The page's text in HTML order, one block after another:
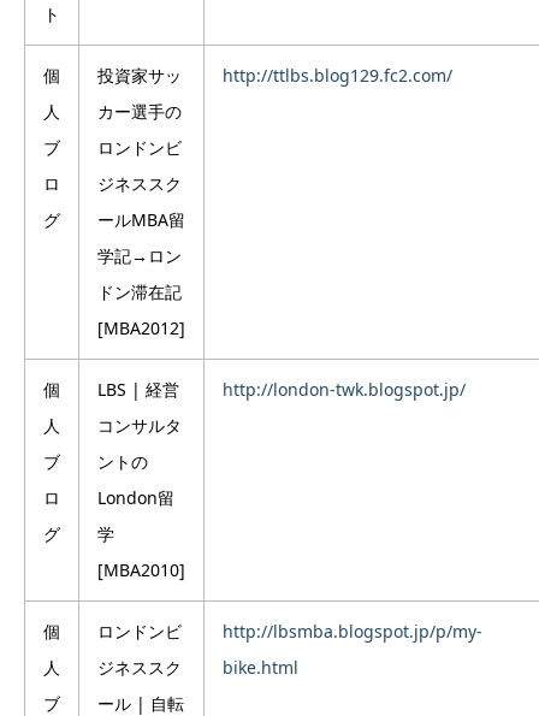
ト
個
人
ブ
ロ
グ
投資家サッ
カー選手の
ロンドンビ
ジネススク
ールMBA留
学記→ロン
ドン滞在記
[MBA2012]
http://ttlbs.blog129.fc2.com/
個
人
ブ
ロ
グ
LBS | 経営
コンサルタ
ントの
London留
学
[MBA2010]
http://london-twk.blogspot.jp/
個
人
ブ
ロンドンビ
ジネススク
ール | 自転
http://lbsmba.blogspot.jp/p/my-
bike.html